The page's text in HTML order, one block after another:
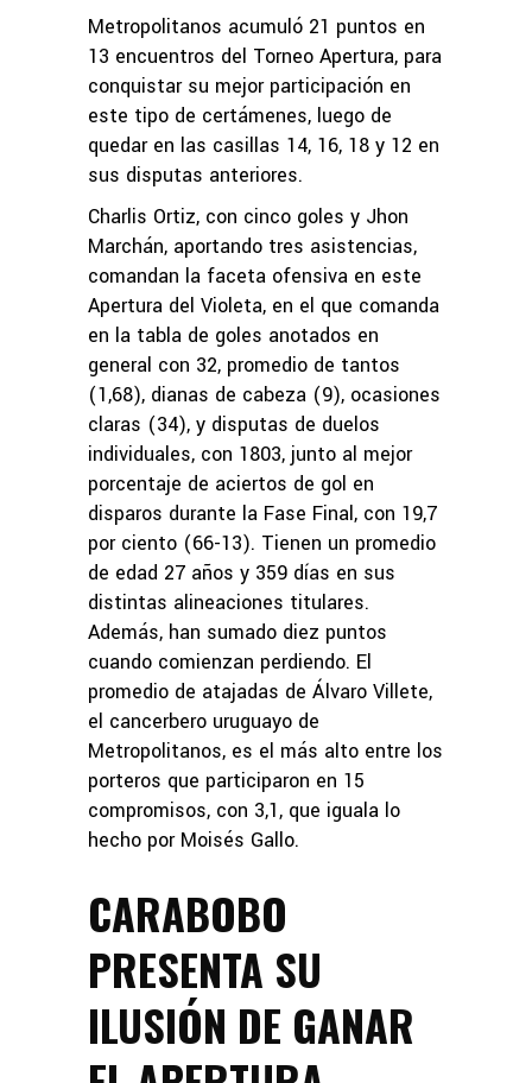
Metropolitanos acumuló 21 puntos en
13 encuentros del Torneo Apertura, para
conquistar su mejor participación en
este tipo de certámenes, luego de
quedar en las casillas 14, 16, 18 y 12 en
sus disputas anteriores.
Charlis Ortiz, con cinco goles y Jhon
Marchán, aportando tres asistencias,
comandan la faceta ofensiva en este
Apertura del Violeta, en el que comanda
en la tabla de goles anotados en
general con 32, promedio de tantos
(1,68), dianas de cabeza (9), ocasiones
claras (34), y disputas de duelos
individuales, con 1803, junto al mejor
porcentaje de aciertos de gol en
disparos durante la Fase Final, con 19,7
por ciento (66-13). Tienen un promedio
de edad 27 años y 359 días en sus
distintas alineaciones titulares.
Además, han sumado diez puntos
cuando comienzan perdiendo. El
promedio de atajadas de Álvaro Villete,
el cancerbero uruguayo de
Metropolitanos, es el más alto entre los
porteros que participaron en 15
compromisos, con 3,1, que iguala lo
hecho por Moisés Gallo.
CARABOBO
PRESENTA SU
ILUSIÓN DE GANAR